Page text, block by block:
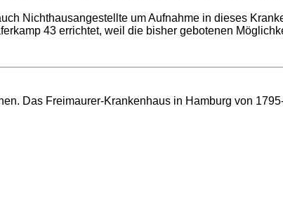
Nichthausangestellte um Aufnahme in dieses
43 errichtet, weil die bisher gebotenen
Das Freimaurer-Krankenhaus in Hamburg von